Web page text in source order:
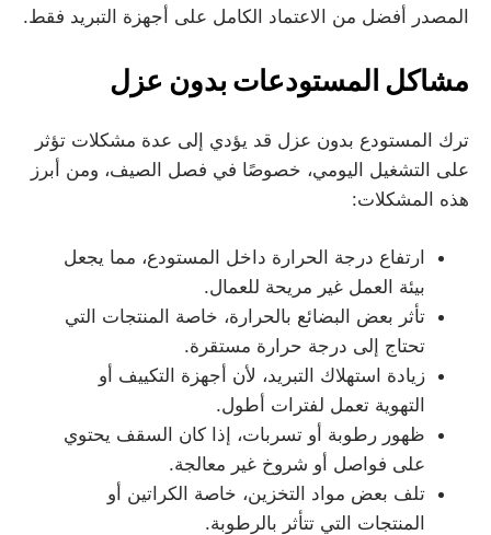
المصدر أفضل من الاعتماد الكامل على أجهزة التبريد فقط.
مشاكل المستودعات بدون عزل
ترك المستودع بدون عزل قد يؤدي إلى عدة مشكلات تؤثر
على التشغيل اليومي، خصوصًا في فصل الصيف، ومن أبرز
هذه المشكلات:
ارتفاع درجة الحرارة داخل المستودع، مما يجعل
بيئة العمل غير مريحة للعمال.
تأثر بعض البضائع بالحرارة، خاصة المنتجات التي
تحتاج إلى درجة حرارة مستقرة.
زيادة استهلاك التبريد، لأن أجهزة التكييف أو
التهوية تعمل لفترات أطول.
ظهور رطوبة أو تسربات، إذا كان السقف يحتوي
على فواصل أو شروخ غير معالجة.
تلف بعض مواد التخزين، خاصة الكراتين أو
المنتجات التي تتأثر بالرطوبة.